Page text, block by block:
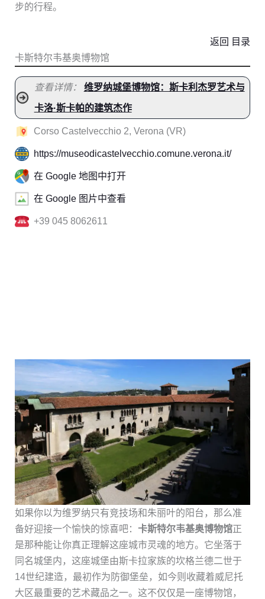
步的行程。
卡斯特尔韦基奥博物馆
返回 目录
查看详情： 维罗纳城堡博物馆：斯卡利杰罗艺术与
卡洛·斯卡帕的建筑杰作
Corso Castelvecchio 2, Verona (VR)
https://museodicastelvecchio.comune.verona.it/
在 Google 地图中打开
在 Google 图片中查看
+39 045 8062611
如果你以为维罗纳只有竞技场和朱丽叶的阳台，那么准
备好迎接一个愉快的惊喜吧： 卡斯特尔韦基奥博物馆正
是那种能让你真正理解这座城市灵魂的地方。它坐落于
同名城堡内，这座城堡由斯卡拉家族的坎格兰德二世于
14世纪建造，最初作为防御堡垒，如今则收藏着威尼托
大区最重要的艺术藏品之一。这不仅仅是一座博物馆，